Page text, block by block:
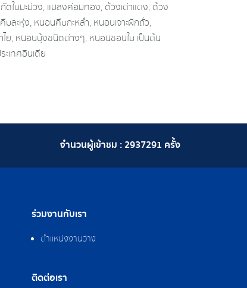
ดใบมะม่วง, แมลงค่อมทอง, ด้วงเต่าแตง, ด้วง
บละหุ่ง, หนอนคืบกะหล่ำ, หนอนเจาะฝักถั่ว,
ไย, หนอนบุ้งชนิดต่างๆ, หนอนชอนใบ เป็นต้น
เทศอินเดีย
จำนวนผู้เข้าชม :2937291 ครั้ง
ร่วมงานกับเรา
ตำแหน่งงานว่าง
ติดต่อเรา